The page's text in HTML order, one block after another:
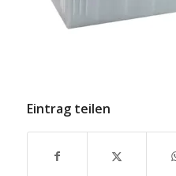
Eintrag teilen